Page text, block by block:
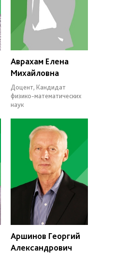
Аврахам Елена
Михайловна
Доцент, Кандидат
физико-математических
наук
Аршинов Георгий
Александрович